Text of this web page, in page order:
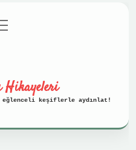
Politikası
Hikayeleri
keşiflerle aydınlat!